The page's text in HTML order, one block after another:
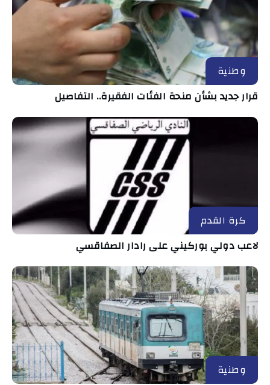
وطنية
قرار جديد بشأن منحة الفئات الفقيرة.. التفاصيل
كرة القدم
لاعب دولي بوركيني على رادار الصفاقسي
وطنية